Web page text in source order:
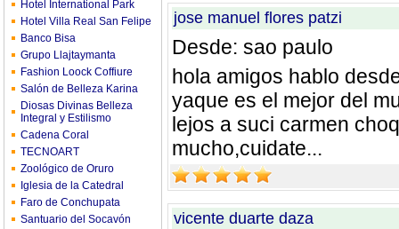
Hotel International Park
Hotel Villa Real San Felipe
Banco Bisa
Grupo Llajtaymanta
Fashion Loock Coffiure
Salón de Belleza Karina
Diosas Divinas Belleza
Integral y Estilismo
Cadena Coral
TECNOART
Zoológico de Oruro
Iglesia de la Catedral
Faro de Conchupata
Santuario del Socavón
jose manuel flores patzi
Desde: sao paulo
hola amigos hablo
yaque es el mejor del
lejos a suci carmen
mucho,cuidate...
vicente duarte daza